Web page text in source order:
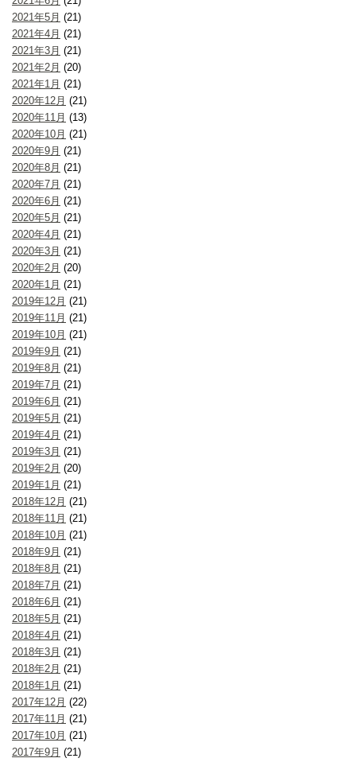
2021年5月 (21)
2021年4月 (21)
2021年3月 (21)
2021年2月 (20)
2021年1月 (21)
2020年12月 (21)
2020年11月 (13)
2020年10月 (21)
2020年9月 (21)
2020年8月 (21)
2020年7月 (21)
2020年6月 (21)
2020年5月 (21)
2020年4月 (21)
2020年3月 (21)
2020年2月 (20)
2020年1月 (21)
2019年12月 (21)
2019年11月 (21)
2019年10月 (21)
2019年9月 (21)
2019年8月 (21)
2019年7月 (21)
2019年6月 (21)
2019年5月 (21)
2019年4月 (21)
2019年3月 (21)
2019年2月 (20)
2019年1月 (21)
2018年12月 (21)
2018年11月 (21)
2018年10月 (21)
2018年9月 (21)
2018年8月 (21)
2018年7月 (21)
2018年6月 (21)
2018年5月 (21)
2018年4月 (21)
2018年3月 (21)
2018年2月 (21)
2018年1月 (21)
2017年12月 (22)
2017年11月 (21)
2017年10月 (21)
2017年9月 (21)